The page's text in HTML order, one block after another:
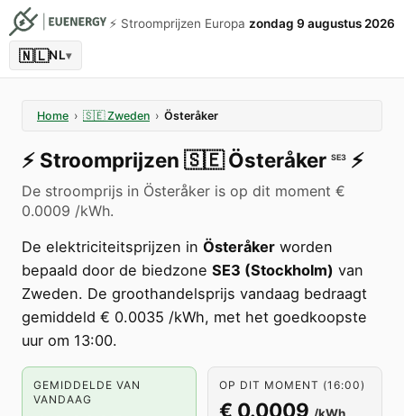
⚡️ Stroomprijzen Europa zondag 9 augustus 2026
🇳🇱NL▾
Home › 🇸🇪 Zweden › Österåker
⚡️ Stroomprijzen 🇸🇪 Österåker SE3 ⚡️
De stroomprijs in Österåker is op dit moment €
0.0009 /kWh.
De elektriciteitsprijzen in Österåker worden
bepaald door de biedzone SE3 (Stockholm) van
Zweden. De groothandelsprijs vandaag bedraagt
gemiddeld € 0.0035 /kWh, met het goedkoopste
uur om 13:00.
GEMIDDELDE VAN
VANDAAG
OP DIT MOMENT (16:00)
€ 0.0009